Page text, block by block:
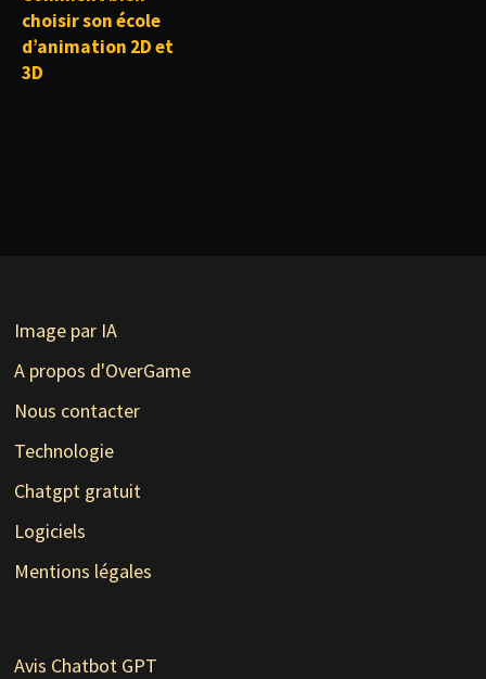
choisir son école
d’animation 2D et
3D
Image par IA
A propos d'OverGame
Nous contacter
Technologie
Chatgpt gratuit
Logiciels
Mentions légales
Avis Chatbot GPT